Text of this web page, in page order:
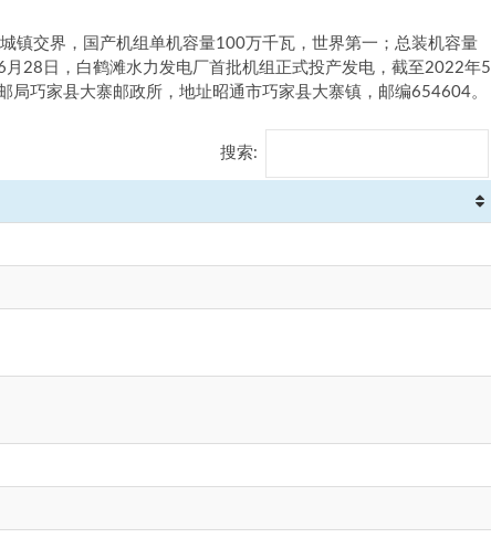
镇交界，国产机组单机容量100万千瓦，世界第一；总装机容量
28日，白鹤滩水力发电厂首批机组正式投产发电，截至2022年5
巧家县大寨邮政所，地址昭通市巧家县大寨镇，邮编654604。
搜索: